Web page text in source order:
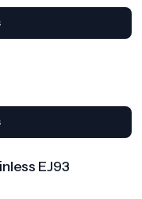
EJ93